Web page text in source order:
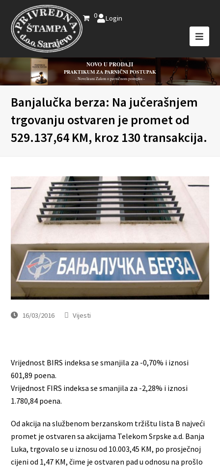
0 Login
NOVO U PRODAJI
PRAKTIKUM ZA PARNIČNI POSTUPAK
- Novelirani Zakon o parničnom postupku -
Banjalučka berza: Na jučerašnjem
trgovanju ostvaren je promet od
529.137,64 KM, kroz 130 transakcija.
16/03/2016 Vijesti
Vrijednost BIRS indeksa se smanjila za -0,70% i iznosi
601,89 poena.
Vrijednost FIRS indeksa se smanjila za -2,28% i iznosi
1.780,84 poena.
Od akcija na službenom berzanskom tržištu lista B najveći
promet je ostvaren sa akcijama Telekom Srpske a.d. Banja
Luka, trgovalo se u iznosu od 10.003,45 KM, po prosječnoj
cijeni od 1,47 KM, čime je ostvaren pad u odnosu na prošlo